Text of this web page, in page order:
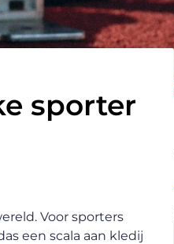
sporter
Voor sporters
een scala aan kledij